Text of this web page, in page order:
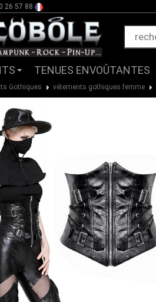
26 57 88
TENUES ENVOÛTANTES
Gothiques vêtements gothiques femme